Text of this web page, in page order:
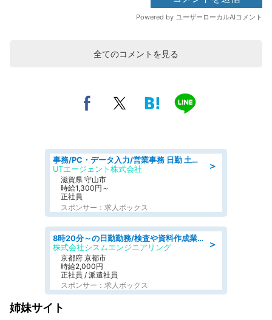
全てのコメントを見る
＞
事務/PC・データ入力/営業事務 日勤 土日休み 船舶用のエンジンを扱う会社 総合事務
UTエージェント株式会社
滋賀県 守山市
時給1,300円～
正社員
スポンサー：求人ボックス
＞
8時20分～の日勤勤務/検査や資料作成業務/～30代前半の男性活躍中/各種社保完備
株式会社シスムエンジニアリング
京都府 京都市
時給2,000円
正社員 / 派遣社員
スポンサー：求人ボックス
姉妹サイト